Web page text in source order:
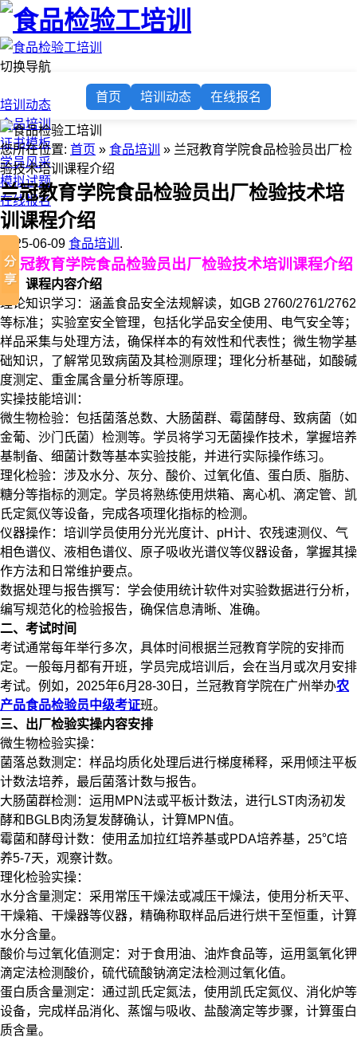
切换导航
培训动态
食品培训
证书模板
学员风采
模拟试题
在线报名
首页 培训动态 在线报名
您所在位置: 首页 » 食品培训
» 兰冠教育学院食品检验员出厂检
验技术培训课程介绍
兰冠教育学院食品检验员出厂检验技术培
训课程介绍
2025-06-09 食品培训 .
兰冠教育学院食品检验员出厂检验技术培训课程介绍
一、课程内容介绍
理论知识学习：涵盖食品安全法规解读，如GB 2760/2761/2762
等标准；实验室安全管理，包括化学品安全使用、电气安全等；
样品采集与处理方法，确保样本的有效性和代表性；微生物学基
础知识，了解常见致病菌及其检测原理；理化分析基础，如酸碱
度测定、重金属含量分析等原理。
实操技能培训：
微生物检验：包括菌落总数、大肠菌群、霉菌酵母、致病菌（如
金葡、沙门氏菌）检测等。学员将学习无菌操作技术，掌握培养
基制备、细菌计数等基本实验技能，并进行实际操作练习。
理化检验：涉及水分、灰分、酸价、过氧化值、蛋白质、脂肪、
糖分等指标的测定。学员将熟练使用烘箱、离心机、滴定管、凯
氏定氮仪等设备，完成各项理化指标的检测。
仪器操作：培训学员使用分光光度计、pH计、农残速测仪、气
相色谱仪、液相色谱仪、原子吸收光谱仪等仪器设备，掌握其操
作方法和日常维护要点。
数据处理与报告撰写：学会使用统计软件对实验数据进行分析，
编写规范化的检验报告，确保信息清晰、准确。
二、考试时间
考试通常每年举行多次，具体时间根据兰冠教育学院的安排而
定。一般每月都有开班，学员完成培训后，会在当月或次月安排
考试。例如，2025年6月28-30日，兰冠教育学院在广州举办农
产品食品检验员中级考证班。
三、出厂检验实操内容安排
微生物检验实操：
菌落总数测定：样品均质化处理后进行梯度稀释，采用倾注平板
计数法培养，最后菌落计数与报告。
大肠菌群检测：运用MPN法或平板计数法，进行LST肉汤初发
酵和BGLB肉汤复发酵确认，计算MPN值。
霉菌和酵母计数：使用孟加拉红培养基或PDA培养基，25℃培
养5-7天，观察计数。
理化检验实操：
水分含量测定：采用常压干燥法或减压干燥法，使用分析天平、
干燥箱、干燥器等仪器，精确称取样品后进行烘干至恒重，计算
水分含量。
酸价与过氧化值测定：对于食用油、油炸食品等，运用氢氧化钾
滴定法检测酸价，硫代硫酸钠滴定法检测过氧化值。
蛋白质含量测定：通过凯氏定氮法，使用凯氏定氮仪、消化炉等
设备，完成样品消化、蒸馏与吸收、盐酸滴定等步骤，计算蛋白
质含量。